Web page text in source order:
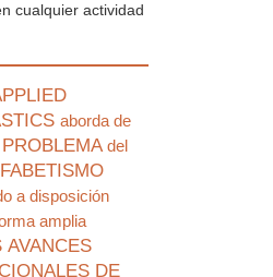
cualquier actividad
aborda de
del
a disposición
amplia
AVANCES
DE